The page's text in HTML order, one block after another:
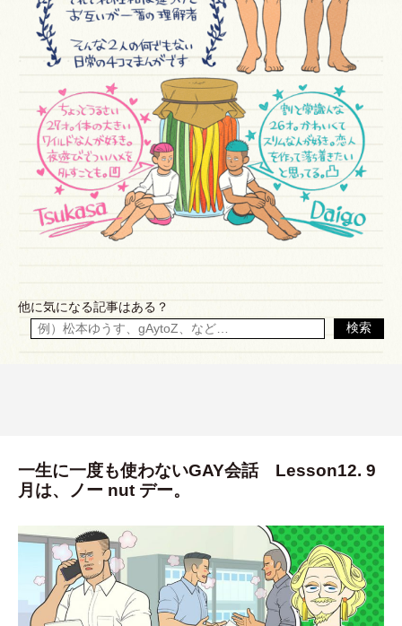
他に気になる記事はある？
検索
一生に一度も使わないGAY会話 Lesson12. 9
月は、ノー nut デー。